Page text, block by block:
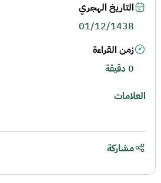
التاريخ الهجري
01/12/1438
زمن القراءة
0 دقيقة
العلامات
مشاركة